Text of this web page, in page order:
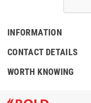
INFORMATION
CONTACT DETAILS
WORTH KNOWING